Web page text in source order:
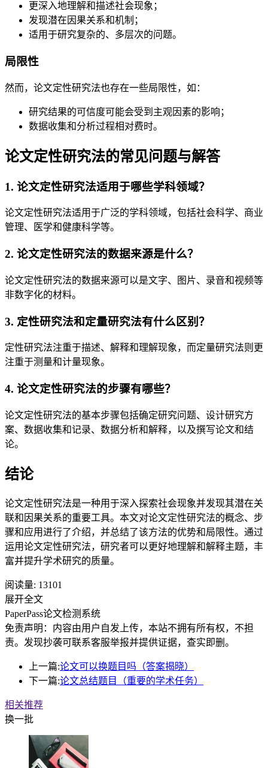
更深入地理解和描述社会现象；
发现潜在因果关系和机制；
适用于研究复杂的、多层次的问题。
局限性
然而，论文定性研究法也存在一些局限性，如：
研究结果的可信度可能会受到主观因素的影响；
数据收集和分析过程相对费时。
论文定性研究法的常见问题与解答
1. 论文定性研究法适用于哪些学科领域？
论文定性研究法适用于广泛的学科领域，包括社会科学、商业
管理、医学和健康科学等。
2. 论文定性研究法的数据来源是什么？
论文定性研究法的数据来源可以是文字、图片、录音和视频等
非数字化的材料。
3. 定性研究法和定量研究法有什么区别？
定性研究法注重于描述、解释和理解现象，而定量研究法则更
注重于测量和计量现象。
4. 论文定性研究法的步骤有哪些？
论文定性研究法的基本步骤包括确定研究问题、设计研究方
案、数据收集和记录、数据分析和解释，以及撰写论文和结
论。
结论
论文定性研究法是一种用于深入探索社会现象并发现其潜在关
联和因果关系的重要工具。本文对论文定性研究法的概念、步
骤和应用进行了介绍，并总结了该方法的优势和局限性。通过
运用论文定性研究法，研究者可以更好地理解和解释主题，丰
富并提升学术研究的质量。
阅读量: 13101
展开全文
PaperPass论文检测系统
免责声明：内容由用户自发上传，本站不拥有所有权，不担
责。发现抄袭可联系客服举报并提供证据，查实即删。
上一篇:论文可以换题目吗（答案揭晓）
下一篇:论文总结题目（重要的学术任务）
相关推荐
换一批